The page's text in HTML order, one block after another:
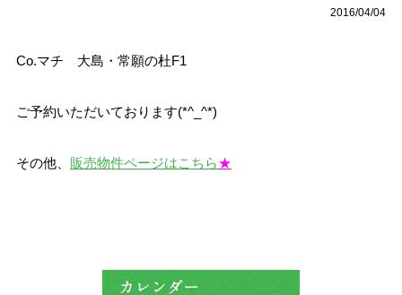
2016/04/04
Co.マチ 大島・常願の杜F1
ご予約いただいております(*^_^*)
その他、 販売物件ページはこちら★